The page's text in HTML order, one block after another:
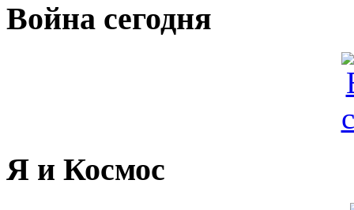
Война сегодня
Я и Космос